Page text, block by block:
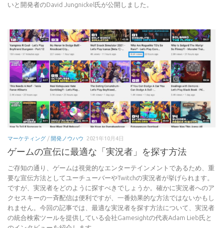
いと開発者のDavid Jungnickel氏が公開しました。
マーケティング /開発ノウハウ 2021年10月4日
ゲームの宣伝に最適な「実況者」を探す方法
ご存知の通り、ゲームは視覚的なエンターテインメントであるため、重
要な宣伝方法としてユーチューバーやTwitchの実況者が挙げられます。
ですが、実況者をどのように探すべきでしょうか。確かに実況者へのア
クセスキーの一斉配信は便利ですが、一番効果的な方法ではないかもし
れません。今回の記事では、最適な実況者を探す方法について、実況者
の統合検索ツールを提供している会社Gamesightの代表Adam Lieb氏と